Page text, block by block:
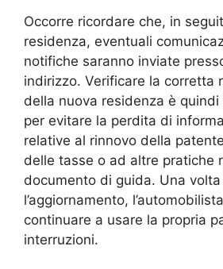
Occorre ricordare che, in
residenza, eventuali
notifiche saranno inviate
indirizzo. Verificare la corretta
della nuova residenza è
per evitare la perdita di
relative al rinnovo della
delle tasse o ad altre pratiche
documento di guida. Una
l’aggiornamento,
continuare a usare la propria
interruzioni.